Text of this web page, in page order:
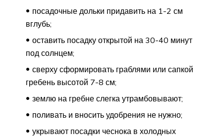
посадочные дольки придавить на 1-2 см
вглубь;
оставить посадку открытой на 30-40 минут
под солнцем;
сверху сформировать граблями или сапкой
гребень высотой 7-8 см;
землю на гребне слегка утрамбовывают;
поливать и вносить удобрения не нужно;
укрывают посадки чеснока в холодных